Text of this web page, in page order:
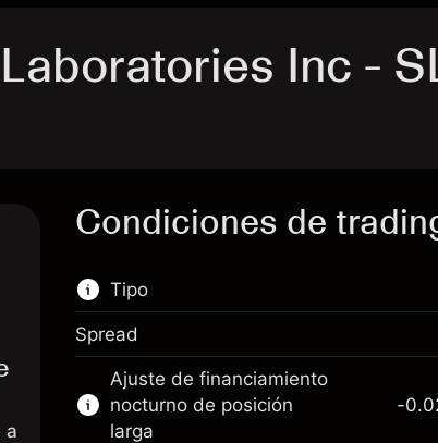
Inc -
a
Condiciones de
Tipo
Este mercado financiero está
hacer trading con CFD.
Obtén más información sobre:
Spread
Ajuste de financiamiento
nocturno de posición
larga
-